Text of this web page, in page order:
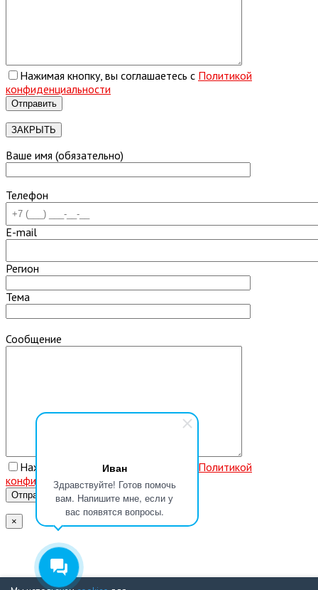
Иван
Здравствуйте! Готов помочь
вам. Напишите мне, если у
вас появятся вопросы.
Нажимая кнопку, вы соглашаетесь с Политикой
конфиденциальности
ЗАКРЫТЬ
Ваше имя (обязательно)
Телефон
E-mail
Регион
Тема
Сообщение
Нажимая кнопку, вы соглашаетесь с Политикой
конфиденциальности
×